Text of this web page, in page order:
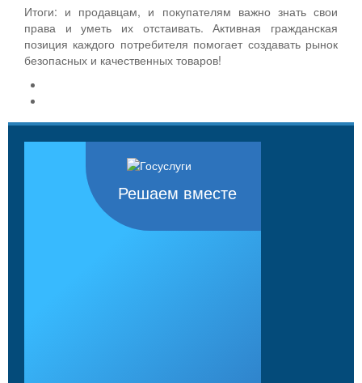
Итоги: и продавцам, и покупателям важно знать свои
права и уметь их отстаивать. Активная гражданская
позиция каждого потребителя помогает создавать рынок
безопасных и качественных товаров!
Решаем вместе